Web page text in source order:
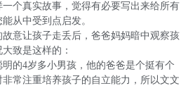
个真实故事，觉得有必要写出来给所有
从中受到点启发。
让孩子走丢后，爸爸妈妈暗中观察孩
致是这样的：
4岁多小男孩，他的爸爸是个挺有个
常注重培养孩子的自立能力，所以文文